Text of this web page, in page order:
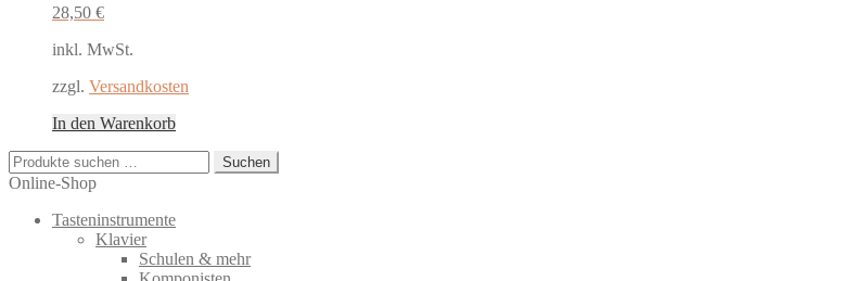
28,50 €
inkl. MwSt.
zzgl. Versandkosten
In den Warenkorb
Suchen
nach:
Suchen
Online-Shop
Tasteninstrumente
Klavier
Schulen & mehr